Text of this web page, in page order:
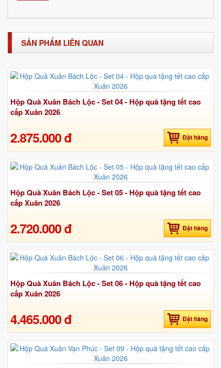
SẢN PHẨM LIÊN QUAN
Hộp Quà Xuân Bách Lộc - Set 04 - Hộp quà tặng tết cao
cấp Xuân 2026
2.875.000 đ Đặt hàng
Hộp Quà Xuân Bách Lộc - Set 05 - Hộp quà tặng tết cao
cấp Xuân 2026
2.720.000 đ Đặt hàng
Hộp Quà Xuân Bách Lộc - Set 06 - Hộp quà tặng tết cao
cấp Xuân 2026
4.465.000 đ Đặt hàng